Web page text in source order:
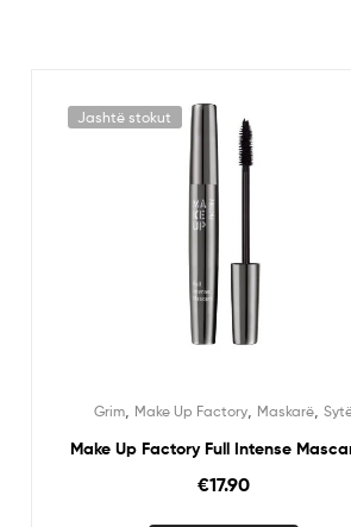
Jashtë stokut
Grim, Make Up Factory, Maskarë,
Make Up Factory Full Intense
€17.90